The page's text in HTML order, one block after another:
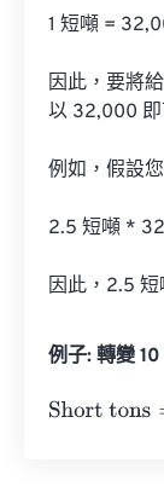
1 短噸 =
因此，要將
以 32,000 即
例如，假設
2.5 短噸 *
因此，2.5
例子: 轉變
Short tons